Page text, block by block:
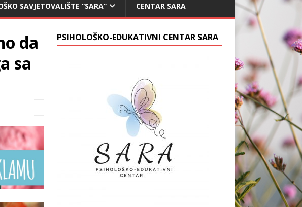
SAVJETOVALIŠTE “SARA” CENTAR SARA
da
sa
PSIHOLOŠKO-EDUKATIVNI CENTAR SARA